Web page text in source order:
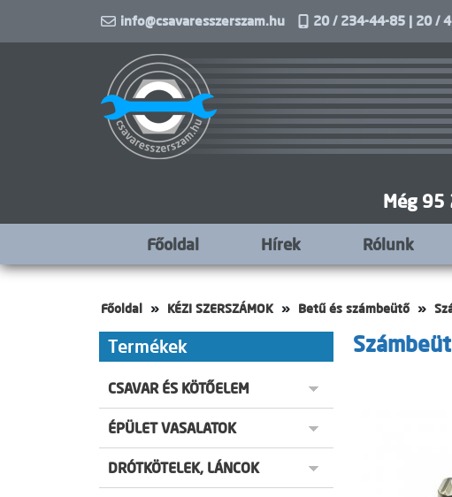
info@csavaresszerszam.hu 20 / 234-44-85 | 20 /
Még 95
Főoldal Hírek Rólunk
Főoldal KÉZI SZERSZÁMOK Betű és számbeütő
Termékek
CSAVAR ÉS KÖTŐELEM
ÉPÜLET VASALATOK
DRÓTKÖTELEK, LÁNCOK